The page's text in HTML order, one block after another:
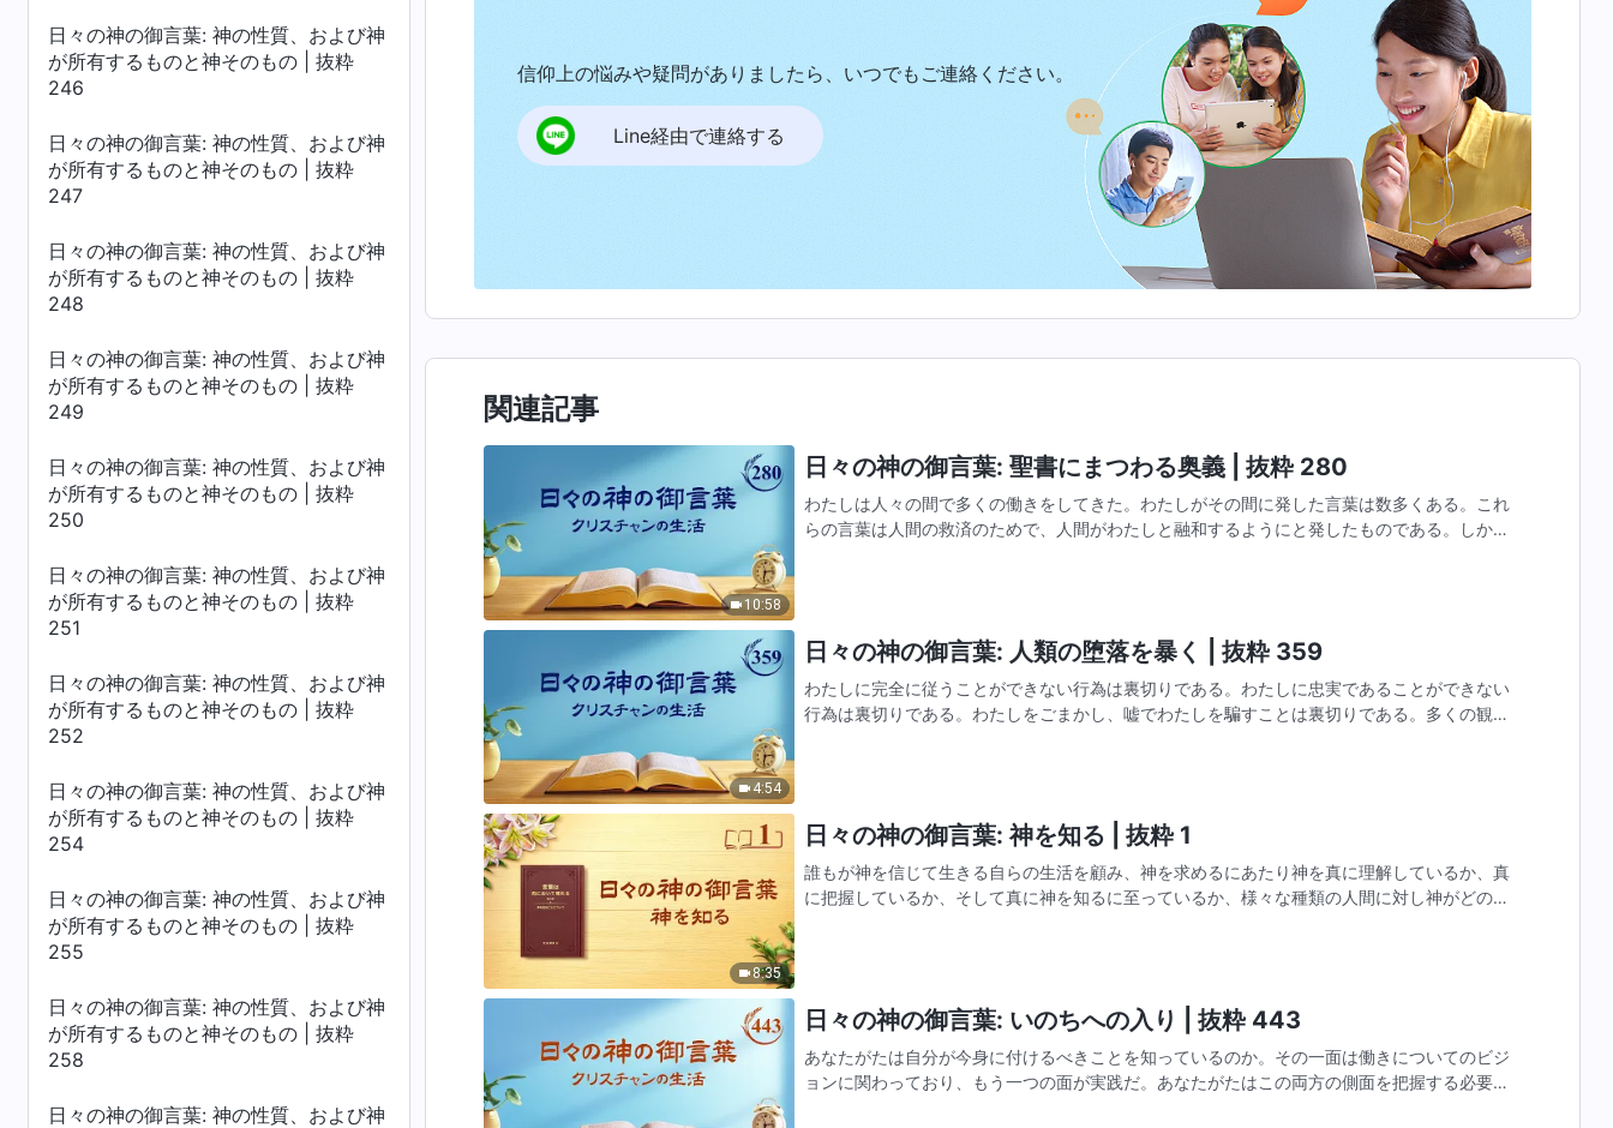
日々の神の御言葉: 神の性質、および神
が所有するものと神そのもの | 抜粋
246
日々の神の御言葉: 神の性質、および神
が所有するものと神そのもの | 抜粋
247
日々の神の御言葉: 神の性質、および神
が所有するものと神そのもの | 抜粋
248
日々の神の御言葉: 神の性質、および神
が所有するものと神そのもの | 抜粋
249
日々の神の御言葉: 神の性質、および神
が所有するものと神そのもの | 抜粋
250
日々の神の御言葉: 神の性質、および神
が所有するものと神そのもの | 抜粋
251
日々の神の御言葉: 神の性質、および神
が所有するものと神そのもの | 抜粋
252
日々の神の御言葉: 神の性質、および神
が所有するものと神そのもの | 抜粋
254
日々の神の御言葉: 神の性質、および神
が所有するものと神そのもの | 抜粋
255
日々の神の御言葉: 神の性質、および神
が所有するものと神そのもの | 抜粋
258
日々の神の御言葉: 神の性質、および神
信仰上の悩みや疑問がありましたら、いつでもご連絡ください。
Line経由で連絡する
関連記事
10:58
日々の神の御言葉: 聖書にまつわる奥義 | 抜粋 280
わたしは人々の間で多くの働きをしてきた。わたしがその間に発した言葉は数多くある。これ
らの言葉は人間の救済のためで、人間がわたしと融和するようにと発したものである。しか
4:54
日々の神の御言葉: 人類の堕落を暴く | 抜粋 359
わたしに完全に従うことができない行為は裏切りである。わたしに忠実であることができない
行為は裏切りである。わたしをごまかし、嘘でわたしを騙すことは裏切りである。多くの観念
8:35
日々の神の御言葉: 神を知る | 抜粋 1
誰もが神を信じて生きる自らの生活を顧み、神を求めるにあたり神を真に理解しているか、真
に把握しているか、そして真に神を知るに至っているか、様々な種類の人間に対し神がどのよ
日々の神の御言葉: いのちへの入り | 抜粋 443
あなたがたは自分が今身に付けるべきことを知っているのか。その一面は働きについてのビジ
ョンに関わっており、もう一つの面が実践だ。あなたがたはこの両方の側面を把握する必要が